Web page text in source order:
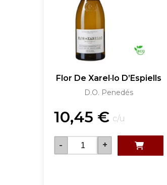
Flor De Xarel·lo D’Espiells
D.O. Penedés
10,45 € c/u
- +